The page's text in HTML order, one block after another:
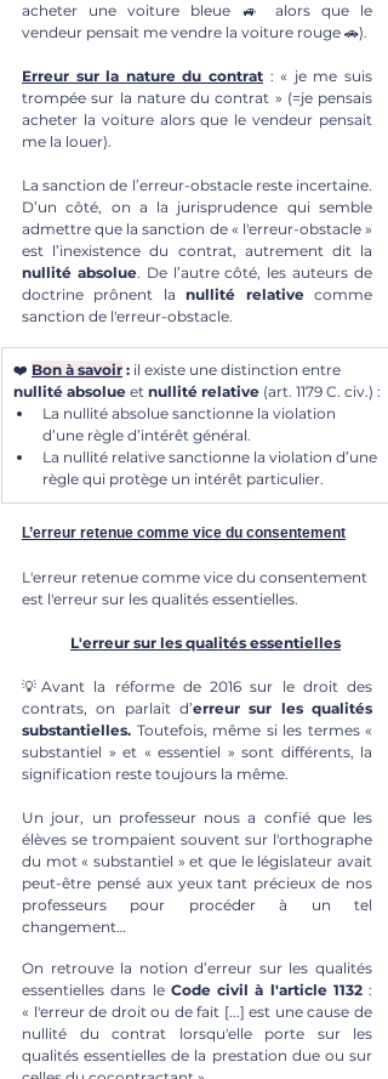
acheter une voiture bleue 🚙 alors que le
vendeur pensait me vendre la voiture rouge 🚗).
Erreur sur la nature du contrat : « je me suis
trompée sur la nature du contrat » (=je pensais
acheter la voiture alors que le vendeur pensait
me la louer).
La sanction de l’erreur-obstacle reste incertaine.
D’un côté, on a la jurisprudence qui semble
admettre que la sanction de « l'erreur-obstacle »
nullité absolue. De l’autre côté, les auteurs de
doctrine prônent la nullité relative comme
sanction de l'erreur-obstacle.
❤️ Bon à savoir : il existe une distinction entre
nullité absolue et nullité relative (art. 1179 C. civ.) :
La nullité absolue sanctionne la violation
d’une règle d’intérêt général.
La nullité relative sanctionne la violation d’une
règle qui protège un intérêt particulier.
L’erreur retenue comme vice du consentement
L'erreur retenue comme vice du consentement
est l'erreur sur les qualités essentielles.
L'erreur sur les qualités essentielles
💡Avant la réforme de 2016 sur le droit des
contrats, on parlait d’erreur sur les qualités
substantielles. Toutefois, même si les termes «
substantiel » et « essentiel » sont différents, la
signification reste toujours la même.
Un jour, un professeur nous a confié que les
élèves se trompaient souvent sur l'orthographe
du mot « substantiel » et que le législateur avait
peut-être pensé aux yeux tant précieux de nos
professeurs pour procéder à un tel
changement…
On retrouve la notion d’erreur sur les qualités
essentielles dans le Code civil à l'article 1132
« l'erreur de droit ou de fait [...] est une cause de
nullité du contrat lorsqu'elle porte sur les
qualités essentielles de la prestation due ou sur